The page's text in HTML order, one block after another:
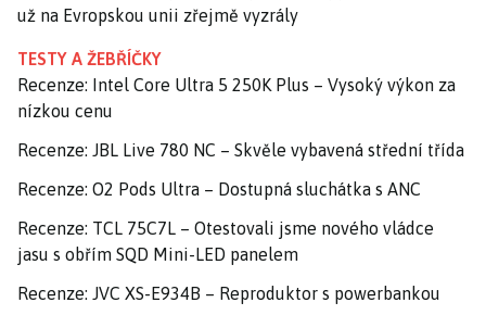
už na Evropskou unii zřejmě vyzrály
TESTY A ŽEBŘÍČKY
Recenze: Intel Core Ultra 5 250K Plus – Vysoký výkon za
nízkou cenu
Recenze: JBL Live 780 NC – Skvěle vybavená střední třída
Recenze: O2 Pods Ultra – Dostupná sluchátka s ANC
Recenze: TCL 75C7L – Otestovali jsme nového vládce
jasu s obřím SQD Mini-LED panelem
Recenze: JVC XS-E934B – Reproduktor s powerbankou